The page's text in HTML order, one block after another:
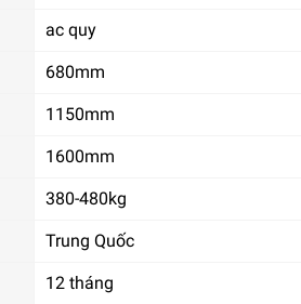
ac quy
680mm
1150mm
1600mm
380-480kg
Trung Quốc
12 tháng